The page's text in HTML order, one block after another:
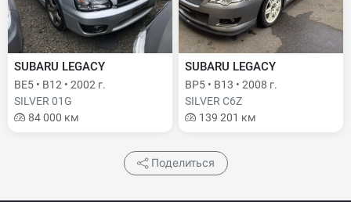
SUBARU LEGACY
BE5 • B12 • 2002 г.
SILVER 01G
84 000 км
SUBARU LEGACY
BP5 • B13 • 2008 г.
SILVER C6Z
139 201 км
Поделиться